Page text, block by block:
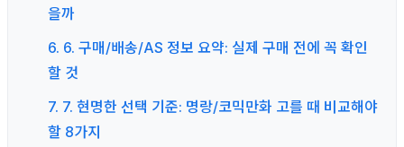
을까
6. 6. 구매/배송/AS 정보 요약: 실제 구매 전에 꼭 확인
할 것
7. 7. 현명한 선택 기준: 명랑/코믹만화 고를 때 비교해야
할 8가지